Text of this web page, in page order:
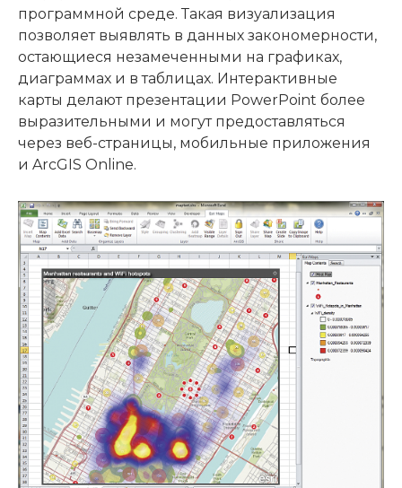
программной среде. Такая визуализация
позволяет выявлять в данных закономерности,
остающиеся незамеченными на графиках,
диаграммах и в таблицах. Интерактивные
карты делают презентации PowerPoint более
выразительными и могут предоставляться
через веб-страницы, мобильные приложения
и ArcGIS Online.